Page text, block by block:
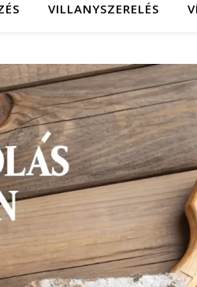
VILLANYSZERELÉS